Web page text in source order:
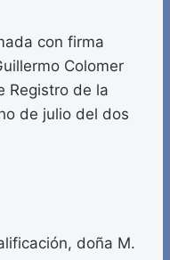
con firma
Colomer
Registro de la
de julio del dos
doña M.